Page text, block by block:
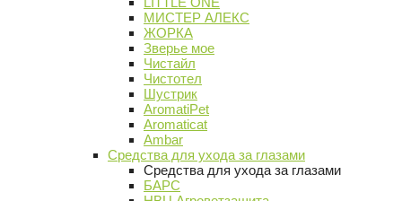
МИСТЕР АЛЕКС
ЖОРКА
Зверье мое
Чистайл
Чистотел
Шустрик
AromatiPet
Aromaticat
Ambar
Средства для ухода за глазами
Средства для ухода за глазами
БАРС